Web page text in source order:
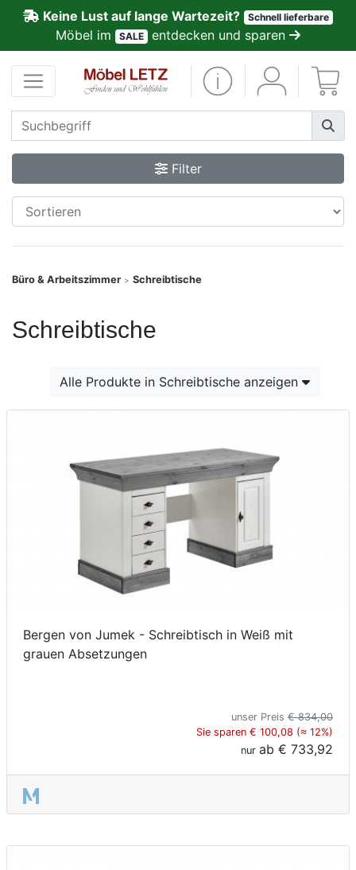
Keine Lust auf lange Wartezeit? Schnell lieferbare
Möbel im SALE entdecken und sparen
Filter
Büro & Arbeitszimmer > Schreibtische
Schreibtische
Alle Produkte in Schreibtische anzeigen
Bergen von Jumek - Schreibtisch in Weiß mit
grauen Absetzungen
unser Preis € 834,00
Sie sparen € 100,08 (≈ 12%)
nur ab € 733,92
Kundenmeinungen
Anmelden
PREMIUM
Schnell
lieferbar
SALE
Möbel-
Markenwelt